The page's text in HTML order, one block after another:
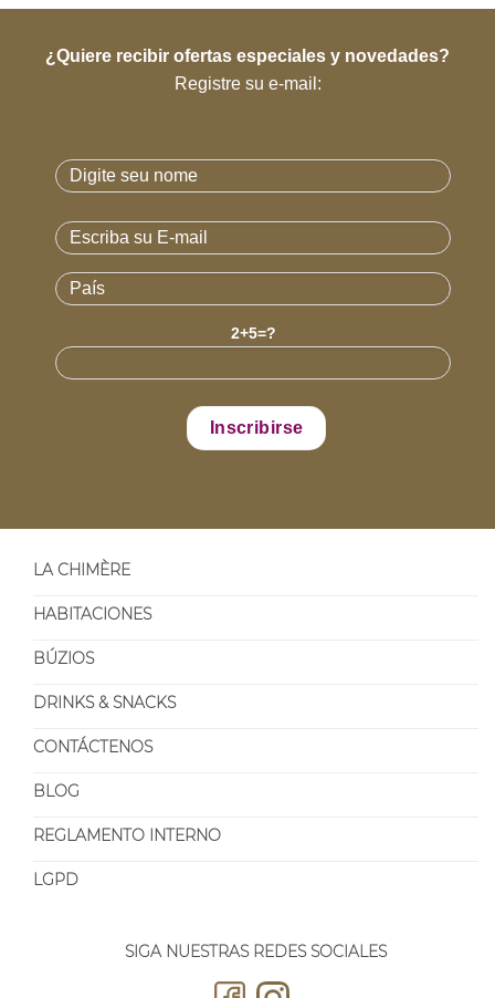
¿Quiere recibir ofertas especiales y novedades?
Registre su e-mail:
2+5=?
LA CHIMÈRE
HABITACIONES
BÚZIOS
DRINKS & SNACKS
CONTÁCTENOS
BLOG
REGLAMENTO INTERNO
LGPD
SIGA NUESTRAS REDES SOCIALES